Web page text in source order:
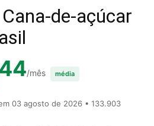
de-açúcar
/mês média
03 agosto de 2026 • 133.903